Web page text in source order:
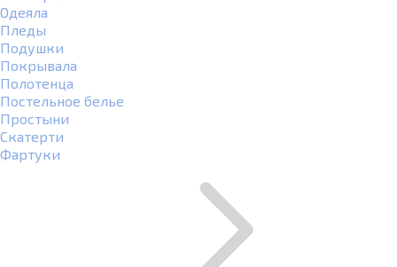
Одеяла
Пледы
Подушки
Покрывала
Полотенца
Постельное белье
Простыни
Скатерти
Фартуки